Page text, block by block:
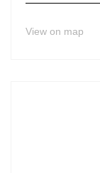
View on map